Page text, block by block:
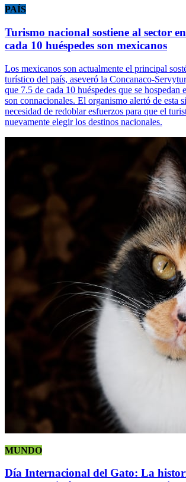
PAÍS
Turismo nacional sostiene al sector
cada 10 huéspedes son mexicanos
Los mexicanos son actualmente el principal
turístico del país, aseveró la Concanaco-
que 7.5 de cada 10 huéspedes que se hospedan
son connacionales. El organismo alertó de esta
necesidad de redoblar esfuerzos para que el
nuevamente elegir los destinos nacionales.
MUNDO
Día Internacional del Gato: La